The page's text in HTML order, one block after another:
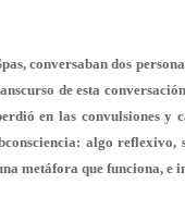
conversaban dos
de esta
en las convulsiones
algo
metáfora que funciona,